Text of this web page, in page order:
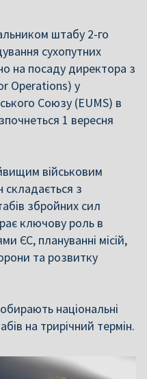
штабу 2-го
сухопутних
на посаду директора з
Operations) у
Союзу (EUMS) в
1 вересня
військовим
складається з
збройних сил
ключову роль в
ЄС, плануванні місій,
та розвитку
національні
на трирічний термін.